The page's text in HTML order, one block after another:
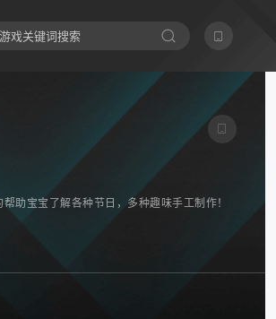
助宝宝了解各种节日，多种趣味手工制作！